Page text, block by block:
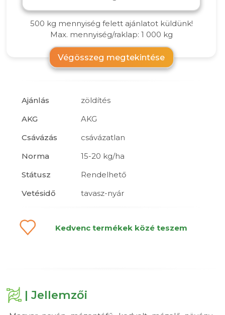
500 kg mennyiség felett ajánlatot küldünk!
Max. mennyiség/raklap: 1 000 kg
Végösszeg megtekintése
Ajánlás
zöldítés
AKG
AKG
Csávázás
csávázatlan
Norma
15-20 kg/ha
Státusz
Rendelhető
Vetésidő
tavasz-nyár
Kedvenc termékek közé teszem
| Jellemzői